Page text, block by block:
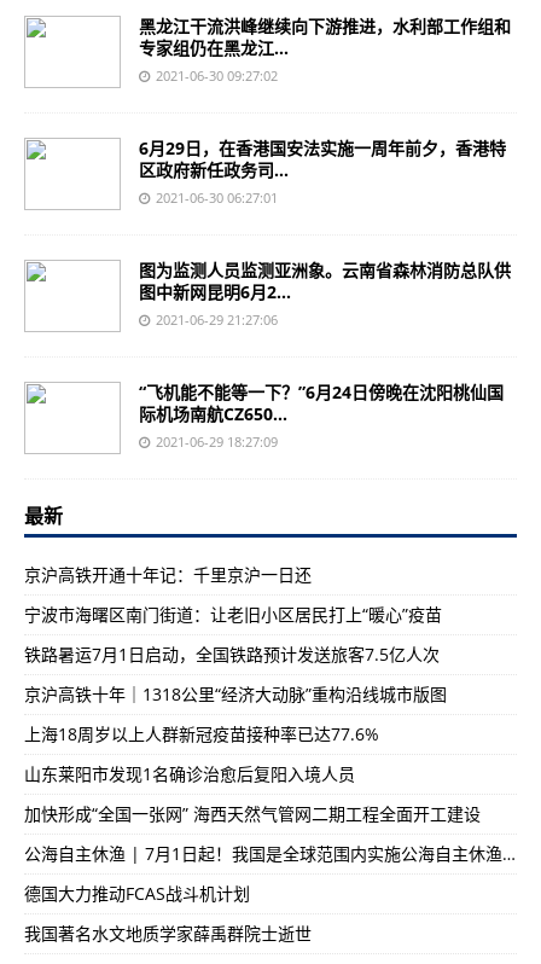
黑龙江干流洪峰继续向下游推进，水利部工作组和
专家组仍在黑龙江...
2021-06-30 09:27:02
6月29日，在香港国安法实施一周年前夕，香港特
区政府新任政务司...
2021-06-30 06:27:01
图为监测人员监测亚洲象。云南省森林消防总队供
图中新网昆明6月2...
2021-06-29 21:27:06
“飞机能不能等一下？”6月24日傍晚在沈阳桃仙国
际机场南航CZ650...
2021-06-29 18:27:09
最新
京沪高铁开通十年记：千里京沪一日还
宁波市海曙区南门街道：让老旧小区居民打上“暖心”疫苗
铁路暑运7月1日启动，全国铁路预计发送旅客7.5亿人次
京沪高铁十年｜1318公里“经济大动脉”重构沿线城市版图
上海18周岁以上人群新冠疫苗接种率已达77.6%
山东莱阳市发现1名确诊治愈后复阳入境人员
加快形成“全国一张网” 海西天然气管网二期工程全面开工建设
公海自主休渔 | 7月1日起！我国是全球范围内实施公海自主休渔措施的首个国家
德国大力推动FCAS战斗机计划
我国著名水文地质学家薛禹群院士逝世